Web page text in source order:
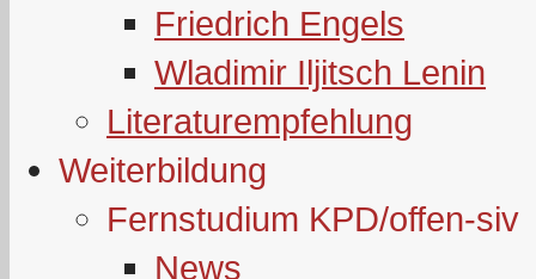
Friedrich Engels
Wladimir Iljitsch Lenin
Literaturempfehlung
Weiterbildung
Fernstudium KPD/offen-siv
News